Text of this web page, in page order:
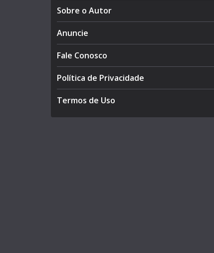
Sobre o Autor
Anuncie
Fale Conosco
Política de Privacidade
Termos de Uso